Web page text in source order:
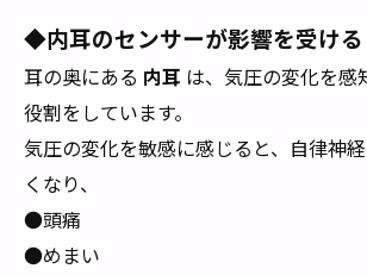
◆内耳のセンサーが影響を受ける
耳の奥にある 内耳 は、気圧の変化を感
役割をしています。
気圧の変化を敏感に感じると、自律神
くなり、
●頭痛
●めまい